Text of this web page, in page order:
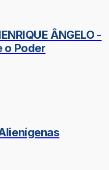
ÂNGELO -
o Poder